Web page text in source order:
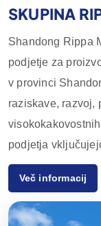
SKUPINA
Shandong Rippa
podjetje za
v provinci
raziskave, razvoj,
podjetja
nakladalnike in
uporabljajo v
panogah. Zaradi
Več informacij